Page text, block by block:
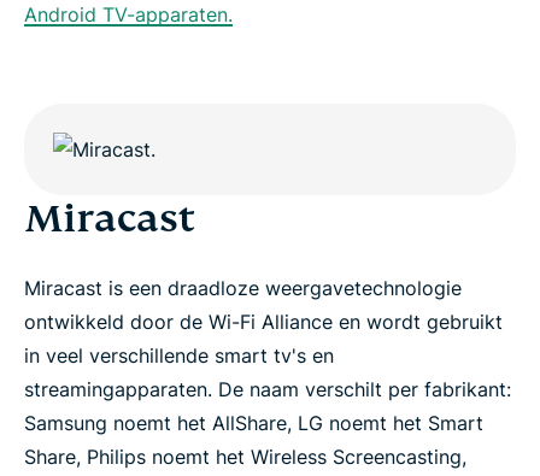
Android TV-apparaten.
Miracast
Miracast is een draadloze weergavetechnologie
ontwikkeld door de Wi-Fi Alliance en wordt gebruikt
in veel verschillende smart tv's en
streamingapparaten. De naam verschilt per fabrikant:
Samsung noemt het AllShare, LG noemt het Smart
Share, Philips noemt het Wireless Screencasting,